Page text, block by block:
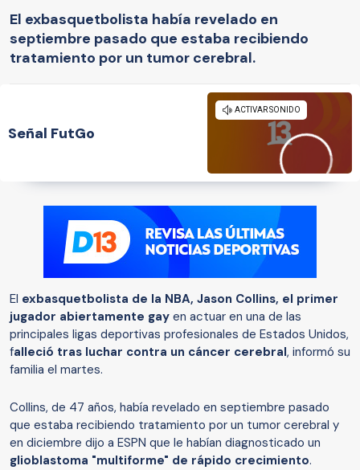
El exbasquetbolista había revelado en
septiembre pasado que estaba recibiendo
tratamiento por un tumor cerebral.
Señal FutGo
El exbasquetbolista de la NBA, Jason Collins, el primer
jugador abiertamente gay en actuar en una de las
principales ligas deportivas profesionales de Estados Unidos,
falleció tras luchar contra un cáncer cerebral, informó su
familia el martes.
Collins, de 47 años, había revelado en septiembre pasado
que estaba recibiendo tratamiento por un tumor cerebral y
en diciembre dijo a ESPN que le habían diagnosticado un
glioblastoma "multiforme" de rápido crecimiento.